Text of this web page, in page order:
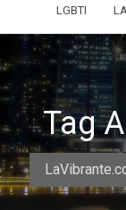
LGBTI
Tag